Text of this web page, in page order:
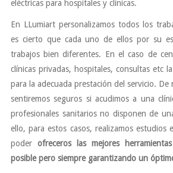
eléctricas para hospitales y clínicas.
En LLumiart personalizamos todos los
es cierto que cada uno de ellos por su
trabajos bien diferentes. En el caso de
clínicas privadas, hospitales, consultas etc
para la adecuada prestación del servicio.
sentiremos seguros si acudimos a una
profesionales sanitarios no disponen de
ello, para estos casos, realizamos estudios
poderofreceros las mejores
posible pero siempre garantizando un